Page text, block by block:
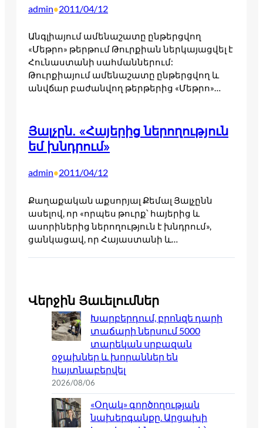
admin•2011/04/12
Անգլիայում ամենաշատը ընթերցվող
«Մեթրո» թերթում Թուրքիան ներկայացվել է
Հունաստանի սահմաններում:
Թուրքիայում ամենաշատը ընթերցվող և
անվճար բաժանվող թերթերից «Մեթրո»…
Յալչըն. «Հայերից ներողություն
եմ խնդրում»
admin•2011/04/12
Քաղաքական աքսորյալ Քեմալ Յալչընն
ասելով, որ «որպես թուրք՝ հայերից և
ասորիներից ներողություն է խնդրում»,
ցանկացավ, որ Հայաստանի և…
Վերջին Յաւելումներ
Խարբերդում, բրոնզե դարի
տաճարի ներսում 5000
տարեկան սրբազան
օջախներ և խորաններ են
հայտնաբերվել
2026/08/06
«Օղակ» գործողության
նախերգանքը. Արցախի